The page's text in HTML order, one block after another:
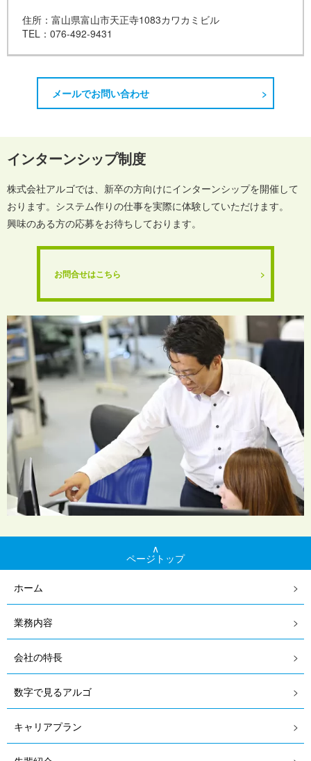
住所：富山県富山市天正寺1083カワカミビル
TEL：076-492-9431
メールでお問い合わせ
インターンシップ制度
株式会社アルゴでは、新卒の方向けにインターンシップを開催して
おります。システム作りの仕事を実際に体験していただけます。
興味のある方の応募をお待ちしております。
お問合せはこちら
∧
ページトップ
ホーム
業務内容
会社の特長
数字で見るアルゴ
キャリアプラン